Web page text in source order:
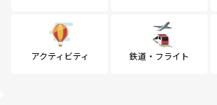
アクティビティ 鉄道・フライト